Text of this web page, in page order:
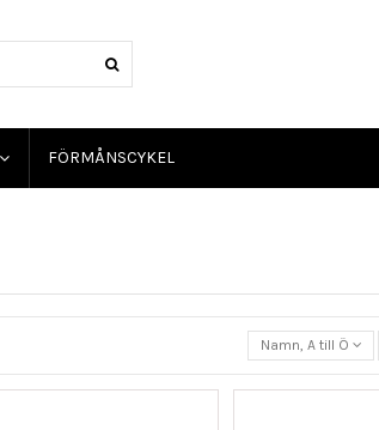
FÖRMÅNSCYKEL
Namn, A till Ö